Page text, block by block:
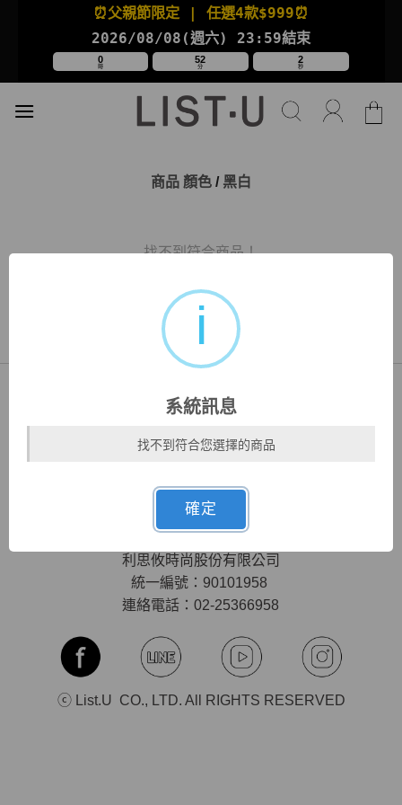
⏰父親節限定 | 任選4款$999⏰
2026/08/08(週六) 23:59結束
0
時
52
分
2
秒
商品 顏色 / 黑白
找不到符合商品！
聯絡我們
UU幣說明
MON-FRI (六日&國定假日休息)
10:00-12:30 l 14:00-17:00
利思攸時尚股份有限公司
統一編號：90101958
連絡電話：02-25366958
ⓒ List.U CO., LTD. All RIGHTS RESERVED
系統訊息
找不到符合您選擇的商品
確定